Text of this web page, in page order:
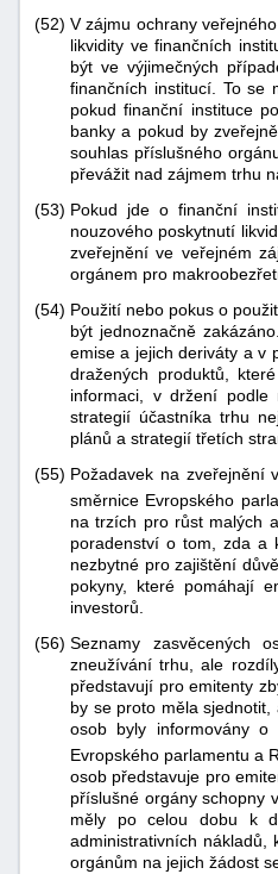
(52) V zájmu ochrany
likvidity ve finančních
být ve výjimečných
finančních institucí. To se
pokud finanční instituce
banky a pokud by
souhlas příslušného
převážit nad zájmem trhu
(53) Pokud jde o finanční
nouzového poskytnutí
zveřejnění ve veřejném
orgánem pro
(54) Použití nebo pokus o
být jednoznačně
emise a jejich deriváty a v
dražených produktů,
informaci, v držení
strategií účastníka trhu
plánů a strategií třetích
(55) Požadavek na zveřejnění
směrnice Evropského
na trzích pro růst malých
poradenství o tom, zda a
nezbytné pro zajištění
pokyny, které pomáhají
investorů.
(56) Seznamy zasvěcených
zneužívání trhu, ale
představují pro emitenty
by se proto měla
osob byly informovány
Evropského parlamentu a
osob představuje pro
příslušné orgány schopny
měly po celou dobu k
administrativních nákladů,
orgánům na jejich žádost